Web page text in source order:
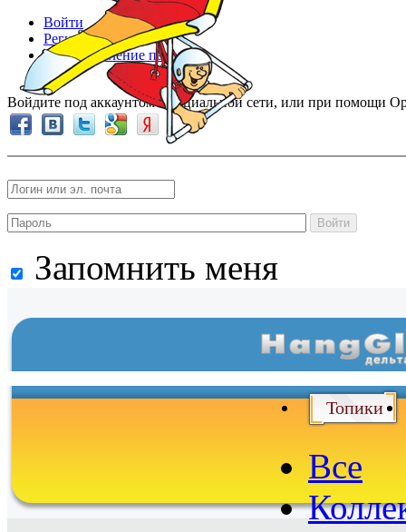
Войти
Регистрация
Восстановление пароля
Войдите под аккаунтом в социальной сети, или при помощи
Войти
Запомнить меня
Войти
Топики
Все